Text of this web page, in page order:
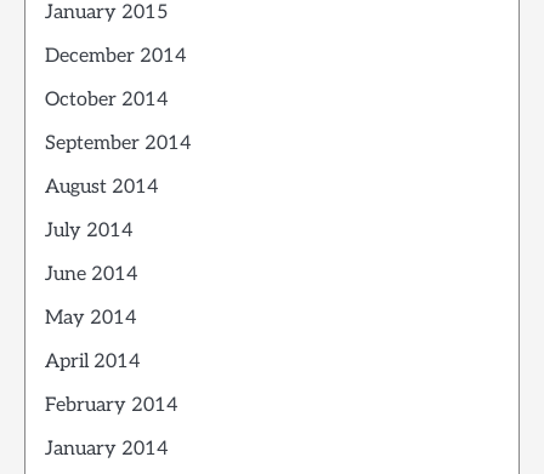
January 2015
December 2014
October 2014
September 2014
August 2014
July 2014
June 2014
May 2014
April 2014
February 2014
January 2014